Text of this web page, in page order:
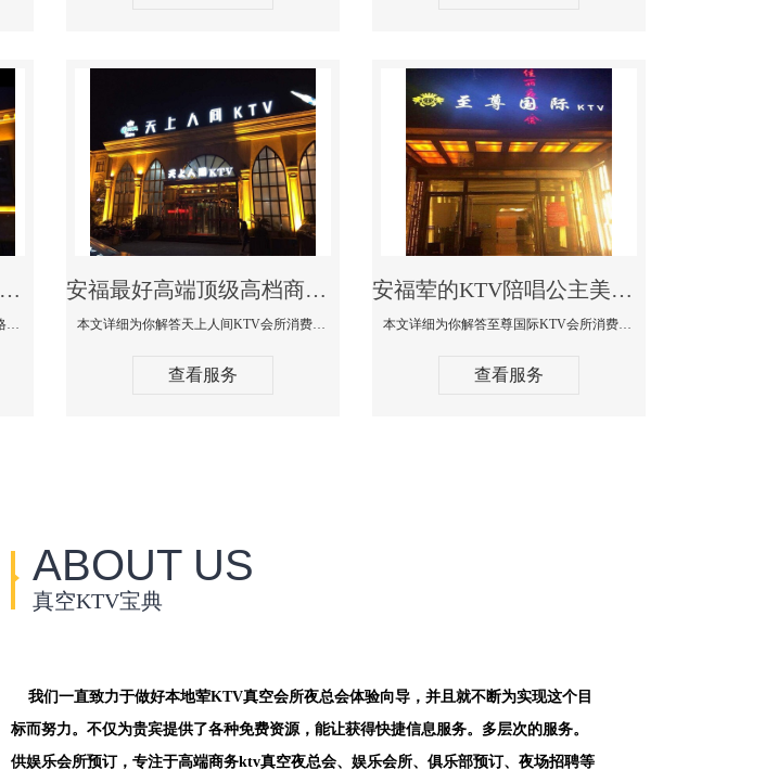
安福荤的KTV真空服务哪家好-英皇国际KTV消费价格口碑点评
本文详细为你解答英皇国际KTV消费价格点评，更多关于荤的KTV真空服务哪家好免费咨询1312 0333301微信同步！
安福最好高端顶级高档商务KTV夜总会-天上人间KTV消费点评
本文详细为你解答天上人间KTV会所消费价格点评，更多关于最好高端顶级高档商务KTV夜总会免费咨询1312 0333301微信同步！
查看服务
安福荤的KTV陪唱公主美女哪家最多-至尊国际KTV会所消费价格
本文详细为你解答至尊国际KTV会所消费价格点评，更多关于荤的KTV陪唱公主美女哪家最多免费咨询1312 0333301微信同步！
查看服务
ABOUT US
真空KTV宝典
我们一直致力于做好本地荤KTV真空会所夜总会体验向导，并且就不断为实现这个目
标而努力。不仅为贵宾提供了各种免费资源，能让获得快捷信息服务。多层次的服务。
供娱乐会所预订，专注于高端商务ktv真空夜总会、娱乐会所、俱乐部预订、夜场招聘等